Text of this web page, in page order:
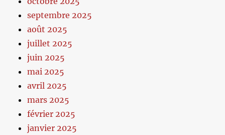
septembre 2025
août 2025
juillet 2025
juin 2025
mai 2025
avril 2025
mars 2025
février 2025
janvier 2025